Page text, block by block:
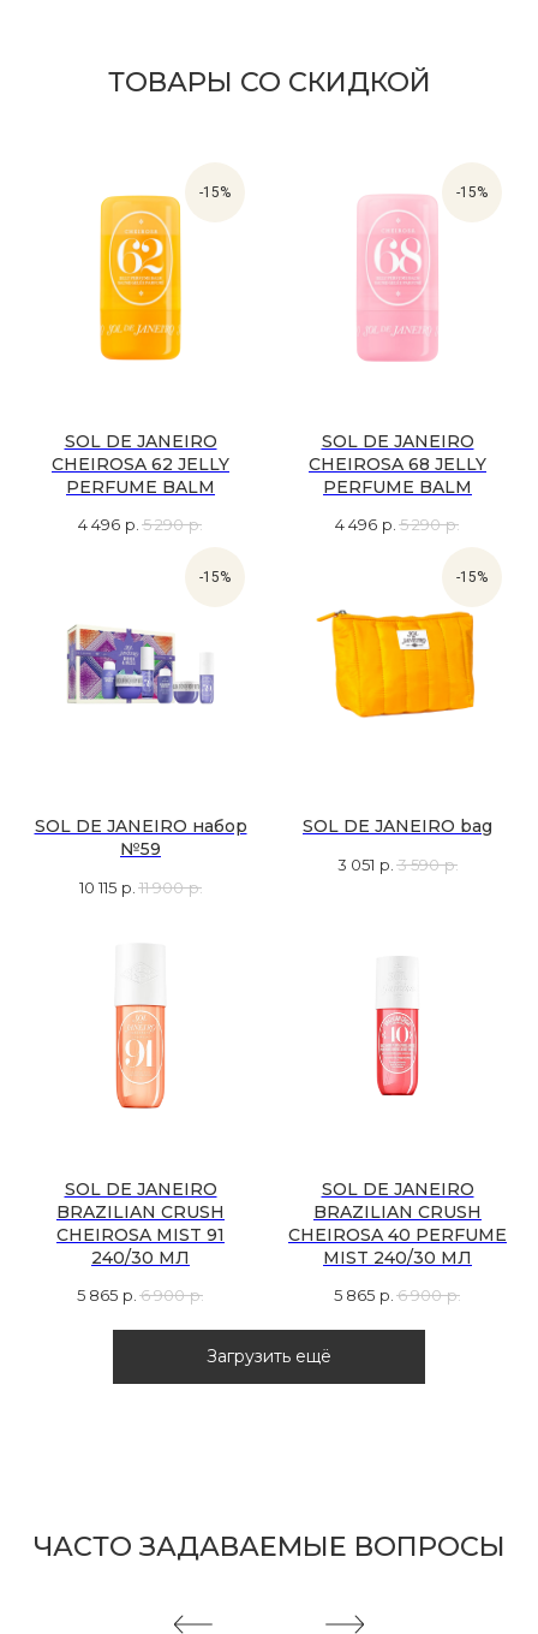
-15%
SOL DE JANEIRO
CHEIROSA 62 JELLY
PERFUME BALM
4 496 р. 5 290 р.
-15%
SOL DE JANEIRO
CHEIROSA 68 JELLY
PERFUME BALM
4 496 р. 5 290 р.
-15%
SOL DE JANEIRO набор
№59
10 115 р. 11 900 р.
-15%
SOL DE JANEIRO bag
3 051 р. 3 590 р.
SOL DE JANEIRO
BRAZILIAN CRUSH
CHEIROSA MIST 91
240/30 МЛ
5 865 р. 6 900 р.
SOL DE JANEIRO
BRAZILIAN CRUSH
CHEIROSA 40 PERFUME
MIST 240/30 МЛ
5 865 р. 6 900 р.
Загрузить ещё